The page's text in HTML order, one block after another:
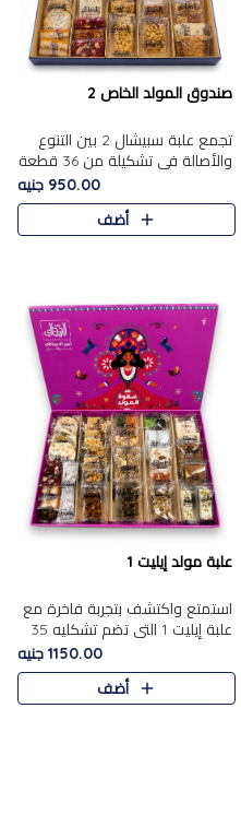
صندوق المولد الخاص 2
تجمع علبة سبيشال 2 بين التنوع
والأصالة في تشكيلة من 36 قطعة
تضم أشهر حلويات المولد الشرقية.
تحتوي العلبة على الجزرية بالفول،
والجزرية بالبن..
950.00 جنيه
أضف
علبة مولد إيليت 1
استمتع واكتشف بتجربة فاخرة مع
علبة إيليت 1 التي تضم تشكليه 35
قطعة من أرقى حلويات المولد
المصري الأصيلة ,معروضة بشكل
جميل في علبة أنيقة ، في..
1150.00 جنيه
أضف